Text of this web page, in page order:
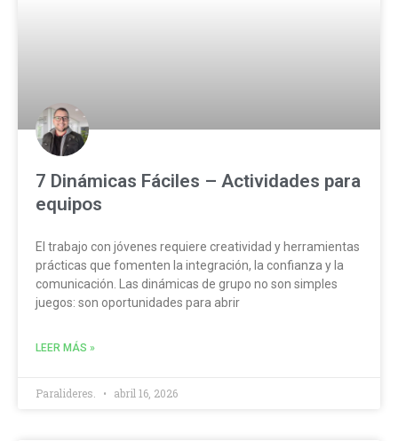
7 Dinámicas Fáciles – Actividades para
equipos
El trabajo con jóvenes requiere creatividad y herramientas
prácticas que fomenten la integración, la confianza y la
comunicación. Las dinámicas de grupo no son simples
juegos: son oportunidades para abrir
LEER MÁS »
Paralideres. abril 16, 2026